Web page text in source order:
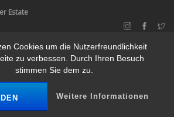
Cookies um die Nutzerfreundlichkeit
zu verbessen. Durch Ihren Besuch
stimmen Sie dem zu.
Weitere Informationen
Estate
TOP